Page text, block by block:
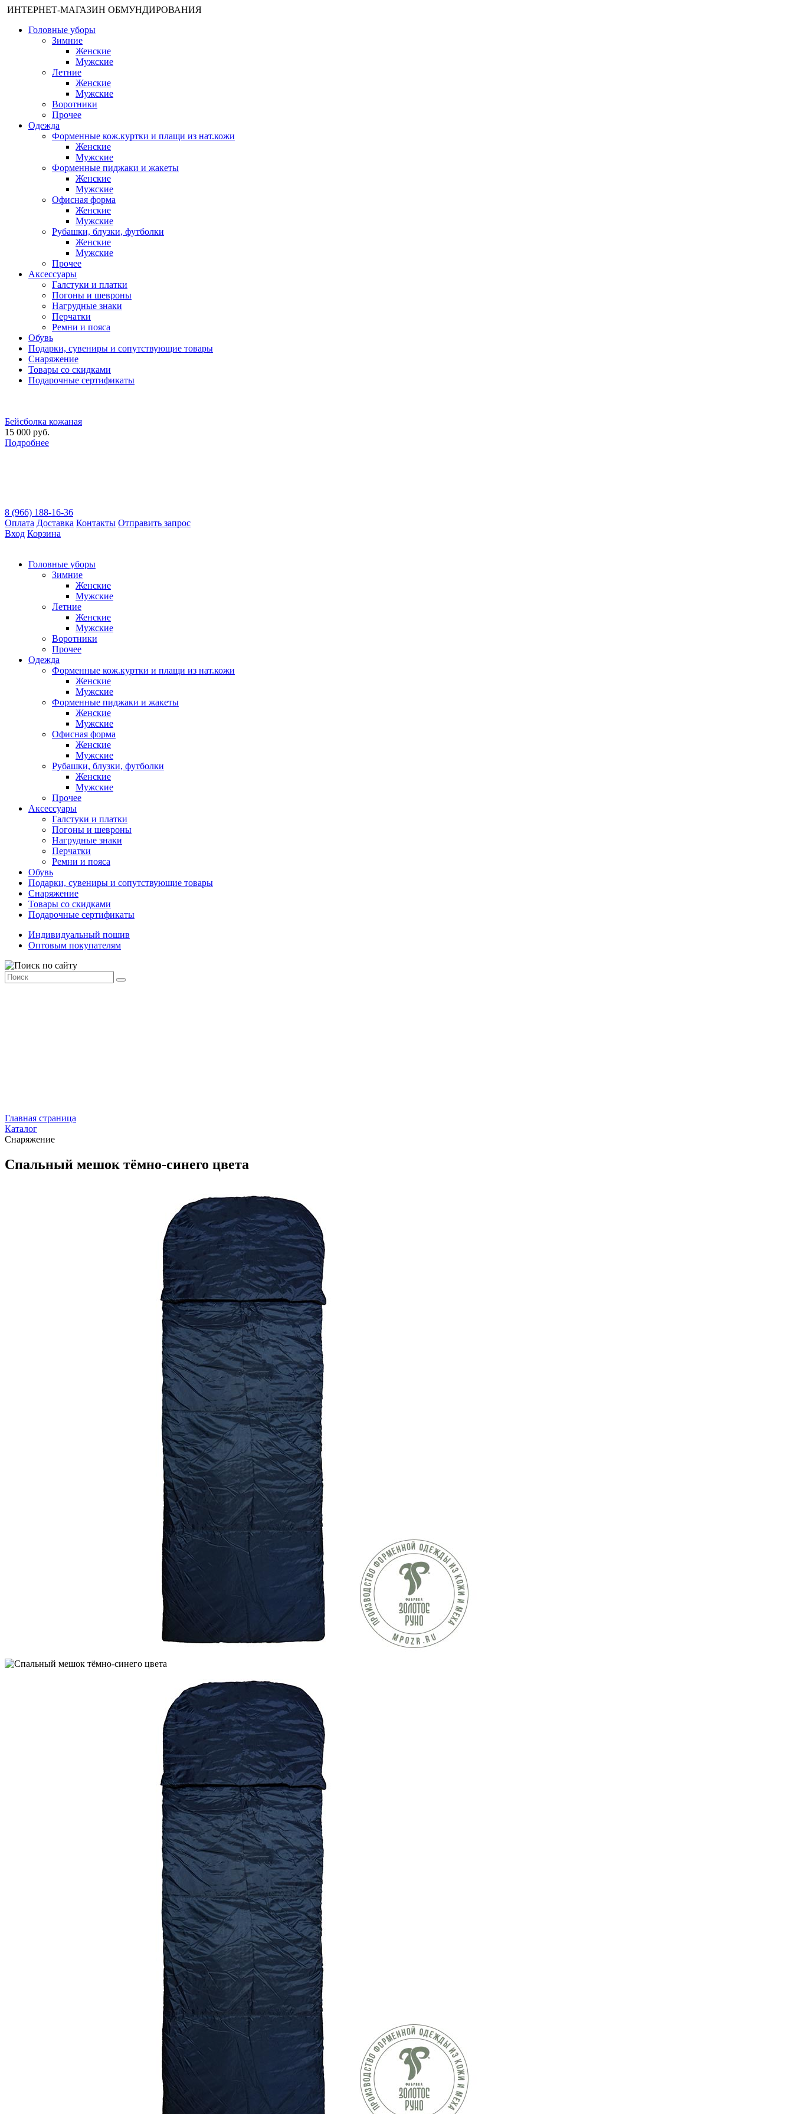
ИНТЕРНЕТ-МАГАЗИН ОБМУНДИРОВАНИЯ
Головные уборы
Зимние
Женские
Мужские
Летние
Женские
Мужские
Воротники
Прочее
Одежда
Форменные кож.куртки и плащи из нат.кожи
Женские
Мужские
Форменные пиджаки и жакеты
Женские
Мужские
Офисная форма
Женские
Мужские
Рубашки, блузки, футболки
Женские
Мужские
Прочее
Аксессуары
Галстуки и платки
Погоны и шевроны
Нагрудные знаки
Перчатки
Ремни и пояса
Обувь
Подарки, сувениры и сопутствующие товары
Снаряжение
Товары со скидками
Подарочные сертификаты
Бейсболка кожаная
15 000 руб.
Подробнее
8 (966) 188-16-36
Оплата Доставка Контакты Отправить запрос
Вход Корзина
Головные уборы
Зимние
Женские
Мужские
Летние
Женские
Мужские
Воротники
Прочее
Одежда
Форменные кож.куртки и плащи из нат.кожи
Женские
Мужские
Форменные пиджаки и жакеты
Женские
Мужские
Офисная форма
Женские
Мужские
Рубашки, блузки, футболки
Женские
Мужские
Прочее
Аксессуары
Галстуки и платки
Погоны и шевроны
Нагрудные знаки
Перчатки
Ремни и пояса
Обувь
Подарки, сувениры и сопутствующие товары
Снаряжение
Товары со скидками
Подарочные сертификаты
Индивидуальный пошив
Оптовым покупателям
Главная страница
Каталог
Снаряжение
Спальный мешок тёмно-синего цвета